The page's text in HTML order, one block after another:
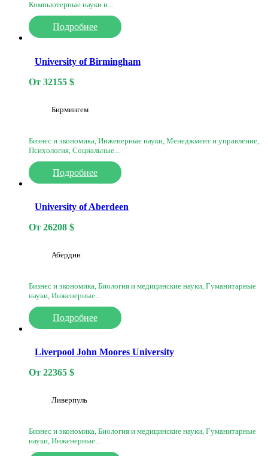
Компьютерные науки и...
Подробнее
University of Birmingham
От 32155 $
Бирмингем
Бизнес и экономика, Инженерные науки, Менеджмент и управление,
Психология, Социальные...
Подробнее
University of Aberdeen
От 26208 $
Абердин
Бизнес и экономика, Биология и медицинские науки, Гуманитарные
науки, Инженерные...
Подробнее
Liverpool John Moores University
От 22365 $
Ливерпуль
Бизнес и экономика, Биология и медицинские науки, Гуманитарные
науки, Инженерные...